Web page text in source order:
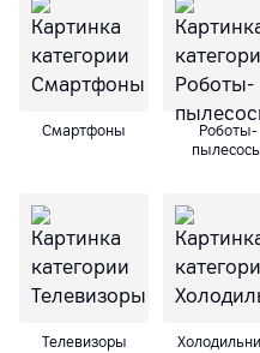
Смартфоны
Телевизоры
Роботы-